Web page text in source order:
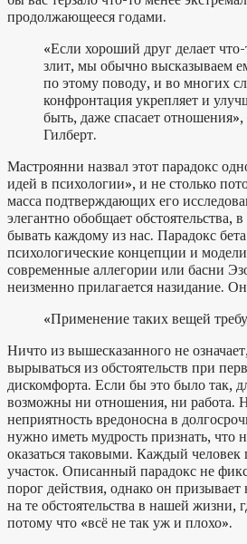
продолжающееся годами.
«Если хороший друг делает
злит, мы обычно высказываем
по этому поводу, и во многих
конфронтация укрепляет и
быть, даже спасает
Гилберт.
Мастроянни назвал этот парадокс
идей в психологии», и не столько
масса подтверждающих его
элегантно обобщает обстоятельства,
бывать каждому из нас. Парадокс
психологические концепции и
современные аллегории или басни
неизменно прилагается назидание.
«Применение таких вещей
Ничто из вышесказанного не
вырываться из обстоятельств при
дискомфорта. Если бы это было так,
возможны ни отношения, ни работа.
неприятность вредоносна в
нужно иметь мудрость признать, что
оказаться таковыми. Каждый человек
участок. Описанный парадокс не
порог действия, однако он
на те обстоятельства в нашей жизни,
потому что «всё не так уж и плохо».